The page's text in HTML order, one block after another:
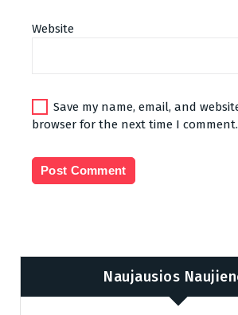
Website
Save my name, email, and
browser for the next time I comment.
Naujausios